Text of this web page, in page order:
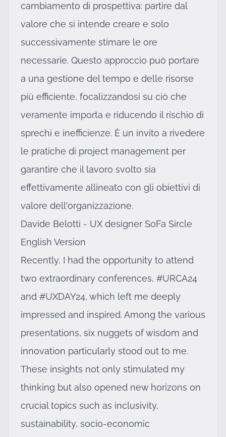
cambiamento di prospettiva: partire dal
valore che si intende creare e solo
successivamente stimare le ore
necessarie. Questo approccio può portare
a una gestione del tempo e delle risorse
più efficiente, focalizzandosi su ciò che
veramente importa e riducendo il rischio di
sprechi e inefficienze. È un invito a rivedere
le pratiche di project management per
garantire che il lavoro svolto sia
effettivamente allineato con gli obiettivi di
valore dell'organizzazione.
Davide Belotti - UX designer SoFa Sircle
English Version
Recently, I had the opportunity to attend
two extraordinary conferences, #URCA24
and #UXDAY24, which left me deeply
impressed and inspired. Among the various
presentations, six nuggets of wisdom and
innovation particularly stood out to me.
These insights not only stimulated my
thinking but also opened new horizons on
crucial topics such as inclusivity,
sustainability, socio-economic